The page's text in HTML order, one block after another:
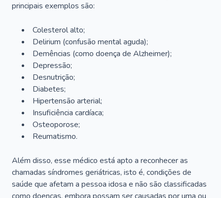
principais exemplos são:
Colesterol alto;
Delirium (confusão mental aguda);
Demências (como doença de Alzheimer);
Depressão;
Desnutrição;
Diabetes;
Hipertensão arterial;
Insuficiência cardíaca;
Osteoporose;
Reumatismo.
Além disso, esse médico está apto a reconhecer as
chamadas síndromes geriátricas, isto é, condições de
saúde que afetam a pessoa idosa e não são classificadas